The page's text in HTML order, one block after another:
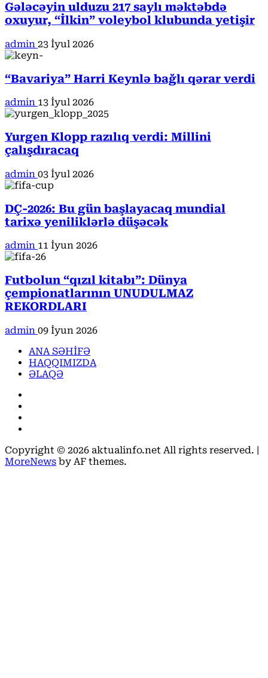
Gələcəyin ulduzu 217 saylı məktəbdə
oxuyur, “İlkin” voleybol klubunda yetişir
admin 23 İyul 2026
“Bavariya” Harri Keynlə bağlı qərar verdi
admin 13 İyul 2026
Yurgen Klopp razılıq verdi: Millini
çalışdıracaq
admin 03 İyul 2026
DÇ-2026: Bu gün başlayacaq mundial
tarixə yeniliklərlə düşəcək
admin 11 İyun 2026
Futbolun “qızıl kitabı”: Dünya
çempionatlarının UNUDULMAZ
REKORDLARI
admin 09 İyun 2026
ANA SƏHİFƏ
HAQQIMIZDA
ƏLAQƏ
Copyright © 2026 aktualinfo.net All rights reserved. |
MoreNews by AF themes.